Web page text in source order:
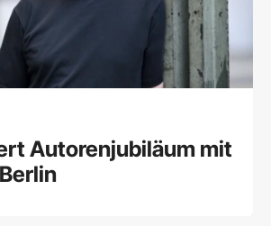
Autorenjubiläum mit